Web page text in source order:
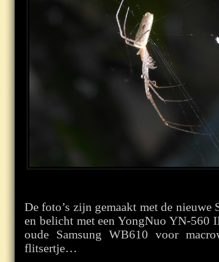
De foto’s zijn gemaakt met de nieuwe
en belicht met een YongNuo YN-560
oude Samsung WB610 voor
flitsertje…